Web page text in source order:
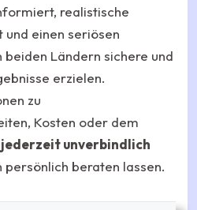
realistische
einen seriösen
Ländern sichere und
erzielen.
zu
Kosten oder dem
jederzeit unverbindlich
persönlich beraten lassen.